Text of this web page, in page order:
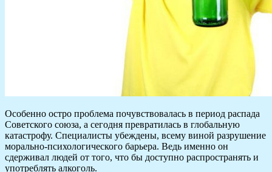
Особенно остро проблема почувствовалась в период распада
Советского союза, а сегодня превратилась в глобальную
катастрофу. Специалисты убеждены, всему виной разрушение
морально-психологического барьера. Ведь именно он
сдерживал людей от того, что бы доступно распространять и
употреблять алкоголь.